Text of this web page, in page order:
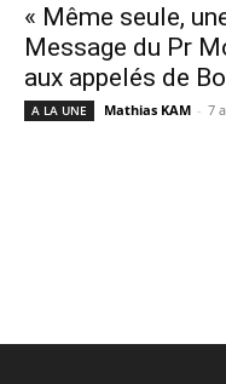
« Même seule,
Message du Pr
aux appelés de
A LA UNE Mathias KAM - 7